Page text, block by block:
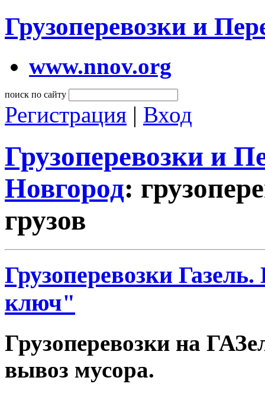
Грузоперевозки и
www.nnov.org
поиск по сайту
Регистрация | Вход
Грузоперевозки и
Новгород:
грузов
Грузоперевозки
ключ"
Грузоперевозки на
вывоз мусора.